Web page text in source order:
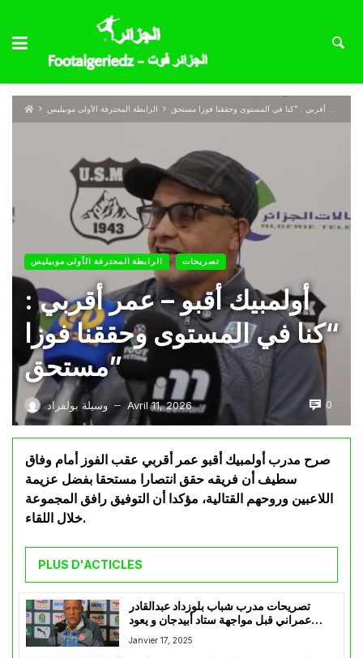
الرابطة المحترفة الأولى موبيليس
الرابطة المحترفة الأولى موبيليس تصريحات
أولمبيك أقبو – عمر أقربي :
“كنا في المستوى وحققنا فوزا
مستحق”
وسيلة بولفراد — Avril 11, 2026 0
صرح مدرب أولمبيك أقبو عمر أقربي عقب الفوز أمام وفاق
سطيف أن فريقه حقق انتصارا مستحقا بفضل عزيمة
اللاعبين وروحهم القتالية، مؤكدا أن التوفيق رافق المجموعة
خلال اللقاء.
PLUS D'ACTICLES
تصريحات مدرب شباب بلوزداد عبدالقادر
عمراني قبل مواجهة ستاد أبيدجان و يعود
للحديث عن سليماني
Janvier 17, 2025